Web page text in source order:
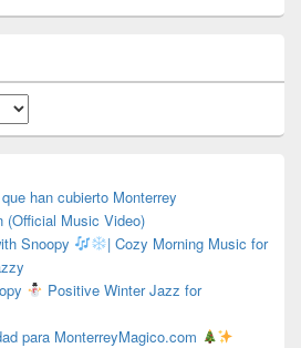
han cubierto Monterrey
(Official Music Video)
Snoopy
| Cozy Morning Music for
Positive Winter Jazz for
para MonterreyMagico.com